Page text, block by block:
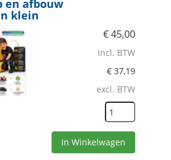
en afbouw
klein
€45,00
Incl. BTW
€ 37,19
excl. BTW
In Winkelwagen